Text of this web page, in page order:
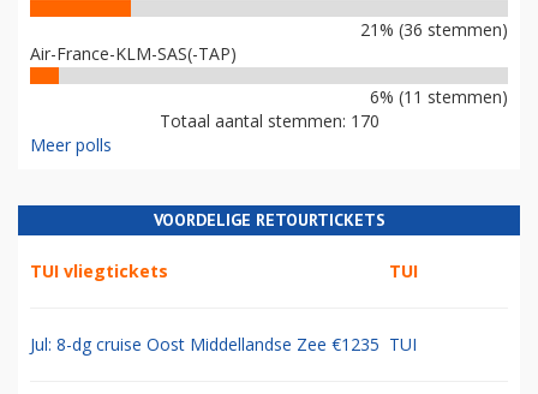
21% (36 stemmen)
Air-France-KLM-SAS(-TAP)
6% (11 stemmen)
Totaal aantal stemmen: 170
Meer polls
VOORDELIGE RETOURTICKETS
TUI vliegtickets TUI
Jul: 8-dg cruise Oost Middellandse Zee €1235 TUI